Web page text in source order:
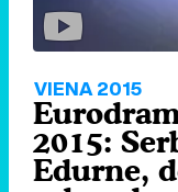
VIENA 2015
2015:
Edurne,